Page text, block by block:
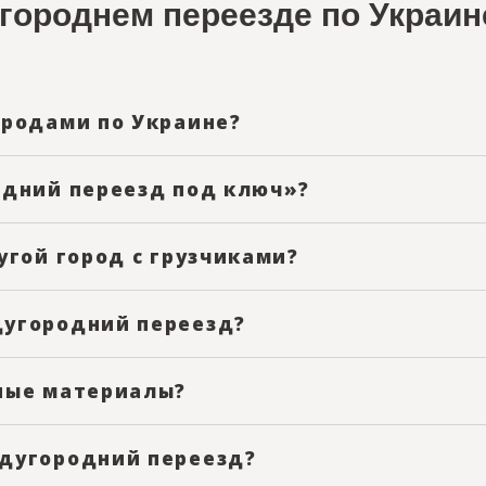
переезде по
по Украине?
переезд под ключ»?
город с грузчиками?
переезд?
материалы?
переезд?